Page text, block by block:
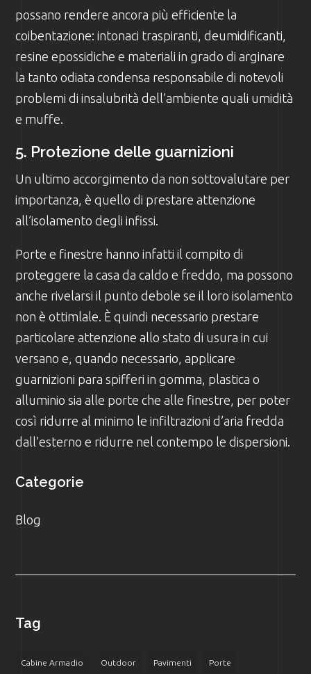
possano rendere ancora più efficiente la
coibentazione: intonaci traspiranti, deumidificanti,
resine epossidiche e materiali in grado di arginare
la tanto odiata condensa responsabile di notevoli
problemi di insalubrità dell’ambiente quali umidità
e muffe.
5. Protezione delle guarnizioni
Un ultimo accorgimento da non sottovalutare per
importanza, è quello di prestare attenzione
all’isolamento degli infissi.
Porte e finestre hanno infatti il compito di
proteggere la casa da caldo e freddo, ma possono
anche rivelarsi il punto debole se il loro isolamento
non è ottimlale. È quindi necessario prestare
particolare attenzione allo stato di usura in cui
versano e, quando necessario, applicare
guarnizioni para spifferi in gomma, plastica o
alluminio sia alle porte che alle finestre, per poter
così ridurre al minimo le infiltrazioni d’aria fredda
dall’esterno e ridurre nel contempo le dispersioni.
Categorie
Blog
Tag
Cabine Armadio Outdoor Pavimenti Porte